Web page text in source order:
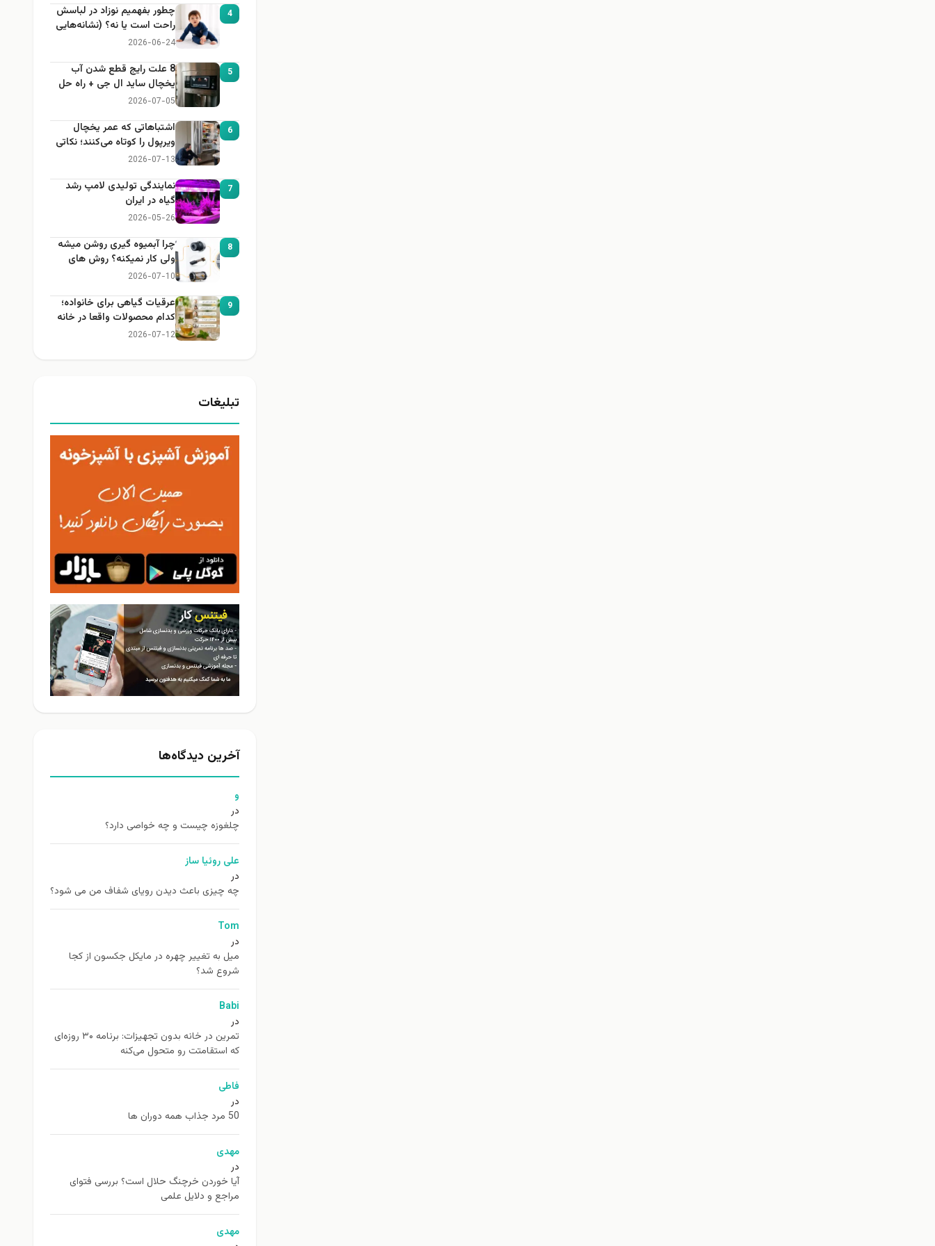
4
چطور بفهمیم نوزاد در لباسش
راحت است یا نه؟ (نشانه‌هایی
که هر مادر باید بداند)
2026-06-24
5
8 علت رایج قطع شدن آب
یخچال ساید ال جی + راه حل
2026-07-05
6
اشتباهاتی که عمر یخچال
ویرپول را کوتاه می‌کنند؛ نکاتی
که باید بدانید
2026-07-13
7
نمایندگی تولیدی لامپ رشد
گیاه در ایران
2026-05-26
8
چرا آبمیوه گیری روشن میشه
ولی کار نمیکنه؟ روش های
عیب یابی
2026-07-10
9
عرقیات گیاهی برای خانواده؛
کدام محصولات واقعا در خانه
کاربرد دارند؟
2026-07-12
تبلیغات
آخرین دیدگاه‌ها
و
در
چلغوزه چیست و چه خواصی دارد؟
علی روئیا ساز
در
چه چیزی باعث دیدن رویای شفاف من می شود؟
Tom
در
ميل به تغيير چهره در مایکل جکسون از كجا
شروع شد؟
Babi
در
تمرین در خانه بدون تجهیزات: برنامه ۳۰ روزه‌ای
که استقامتت رو متحول می‌کنه
فاطی
در
50 مرد جذاب همه دوران ها
مهدی
در
آیا خوردن خرچنگ حلال است؟ بررسی فتوای
مراجع و دلایل علمی
مهدی